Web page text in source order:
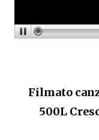
Filmato
500L